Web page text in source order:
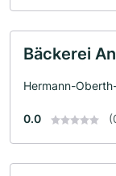
Bäckerei
Hermann-
0.0